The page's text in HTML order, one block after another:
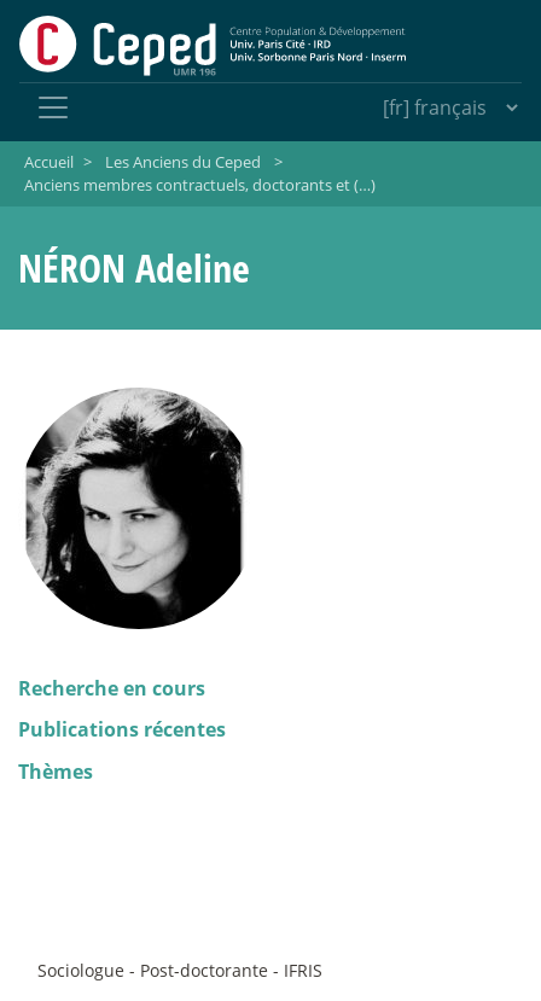
Accueil > Les Anciens du Ceped
>
Anciens membres contractuels, doctorants et (…)
NÉRON Adeline
Recherche en cours
Publications récentes
Thèmes
Sociologue - Post-doctorante - IFRIS